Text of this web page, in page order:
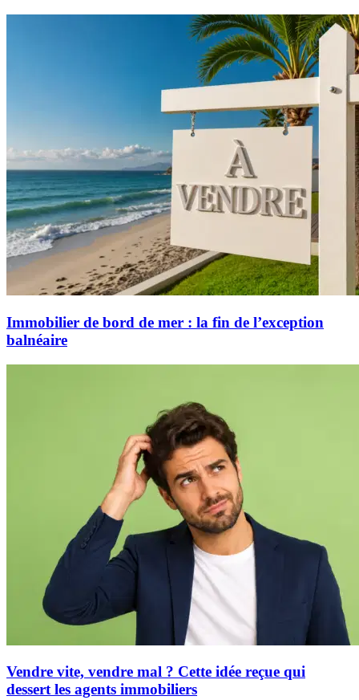
Immobilier de bord de mer : la fin de l’exception
balnéaire
Vendre vite, vendre mal ? Cette idée reçue qui
dessert les agents immobiliers